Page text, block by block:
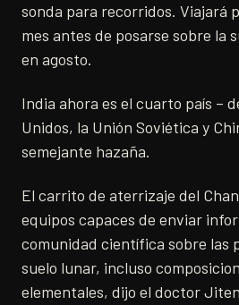
sonda para recorridos. Viajará
mes antes de posarse sobre la
en agosto.
India ahora es el cuarto país –
Unidos, la Unión Soviética y
semejante hazaña.
El carrito de aterrizaje del
equipos capaces de enviar
comunidad científica sobre las
suelo lunar, incluso
elementales, dijo el doctor